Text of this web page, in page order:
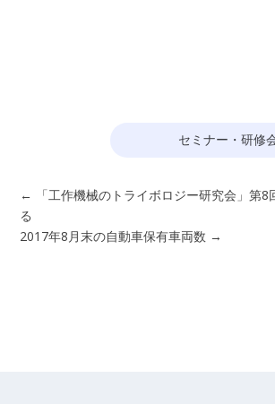
セミナー・研修
←
「工作機械のトライボロジー研究会」第
る
2017年8月末の自動車保有車両数 →